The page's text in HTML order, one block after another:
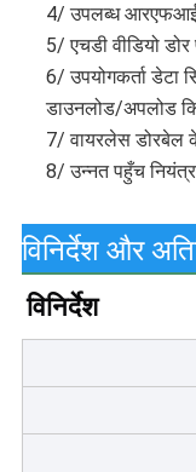
4/ उपलब्ध
5/ एचडी वीडियो
6/ उपयोगकर्ता डेटा
डाउनलोड/अपलोड
7/ वायरलेस डोरबेल
8/ उन्नत पहुँच
विनिर्देश और
विनिर्देश